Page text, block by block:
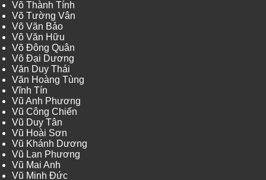
Võ Thành Tính
Võ Tường Vân
Võ Văn Bảo
Võ Văn Hữu
Võ Đông Quân
Võ Đại Dương
Văn Duy Thái
Văn Hoàng Tùng
Vĩnh Tín
Vũ Anh Phương
Vũ Công Chiến
Vũ Duy Tân
Vũ Hoài Sơn
Vũ Khánh Dương
Vũ Lan Phương
Vũ Mai Anh
Vũ Minh Đức